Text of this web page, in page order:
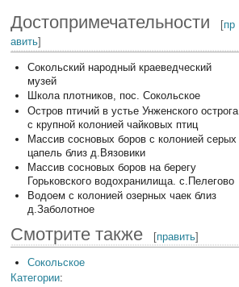
Достопримечательности [пр
авить]
Сокольский народный краеведческий
музей
Школа плотников, пос. Сокольское
Остров птичий в устье Унженского острога
с крупной колонией чайковых птиц
Массив сосновых боров с колонией серых
цапель близ д.Вязовики
Массив сосновых боров на берегу
Горьковского водохранилища. с.Пелегово
Водоем с колонией озерных чаек близ
д.Заболотное
Смотрите также [править]
Сокольское
Категории: